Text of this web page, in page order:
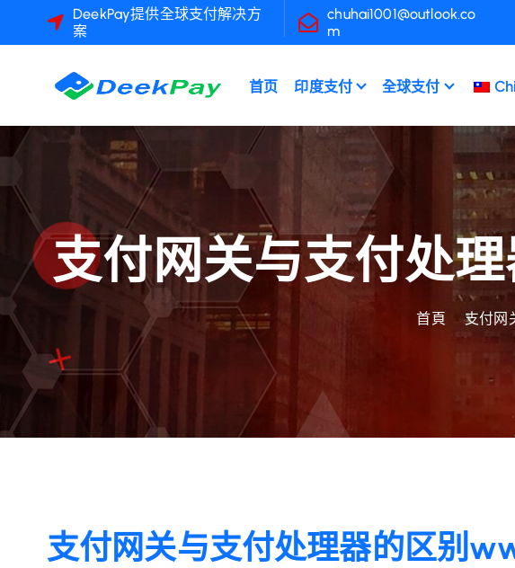
DeekPay提供全球支付解决方
案
chuhai1001@outlook.co
m
首页 印度支付 全球支付
支付网关与支付处
首頁 支付网
支付网关与支付处理器的区别